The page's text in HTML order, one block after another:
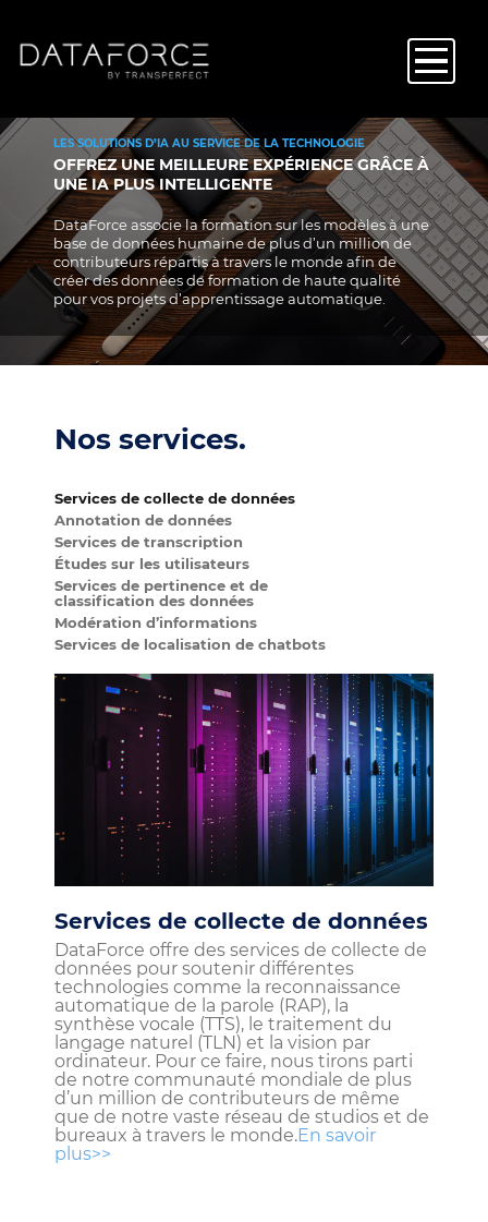
LES SOLUTIONS D’IA AU SERVICE DE LA TECHNOLOGIE
OFFREZ UNE MEILLEURE EXPÉRIENCE GRÂCE À
UNE IA PLUS INTELLIGENTE
DataForce associe la formation sur les modèles à une
base de données humaine de plus d’un million de
contributeurs répartis à travers le monde afin de
créer des données de formation de haute qualité
pour vos projets d’apprentissage automatique.
Nos services.
Services de collecte de données
Annotation de données
Services de transcription
Études sur les utilisateurs
Services de pertinence et de
classification des données
Modération d’informations
Services de localisation de chatbots
Services de collecte de données
DataForce offre des services de collecte de
données pour soutenir différentes
technologies comme la reconnaissance
automatique de la parole (RAP), la
synthèse vocale (TTS), le traitement du
langage naturel (TLN) et la vision par
ordinateur. Pour ce faire, nous tirons parti
de notre communauté mondiale de plus
d’un million de contributeurs de même
que de notre vaste réseau de studios et de
bureaux à travers le monde.En savoir
plus>>